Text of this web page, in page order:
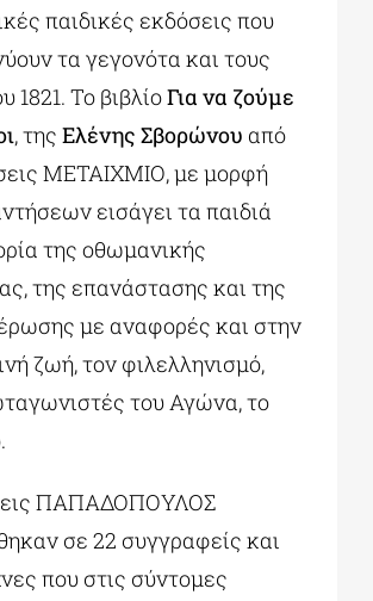
παιδικές εκδόσεις που
τα γεγονότα και τους
1821. Το βιβλίοΓια να ζούμε
, της Ελένης Σβορώνου από
ΜΕΤΑΙΧΜΙΟ, με μορφή
εισάγει τα παιδιά
της οθωμανικής
της επανάστασης και της
με αναφορές και στην
ζωή, τον φιλελληνισμό,
του Αγώνα, το
ΠΑΠΑΔΟΠΟΥΛΟΣ
σε 22 συγγραφείς και
που στις σύντομες